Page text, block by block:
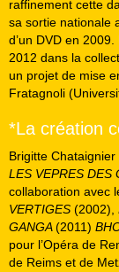
raffinement cette
sa sortie nationale
d’un DVD en 2009.
2012 dans la
un projet de mise
Fratagnoli
*La création
Brigitte
LES VEPRES DES
collaboration avec
VERTIGES (2002),
GANGA(2011)
pour l’Opéra de
de Reims et de